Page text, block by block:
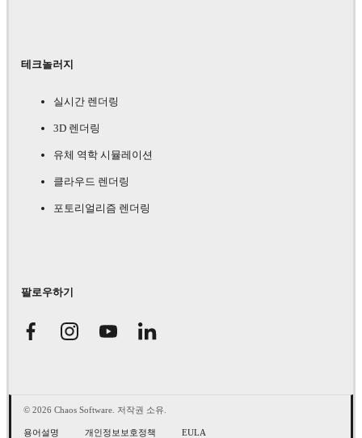
테크놀러지
실시간 렌더링
3D 렌더링
유체 역학 시뮬레이션
클라우드 렌더링
포토리얼리즘 렌더링
팔로우하기
© 2026 Chaos Software. 저작권 소유.
용어설명 개인정보보호정책 EULA